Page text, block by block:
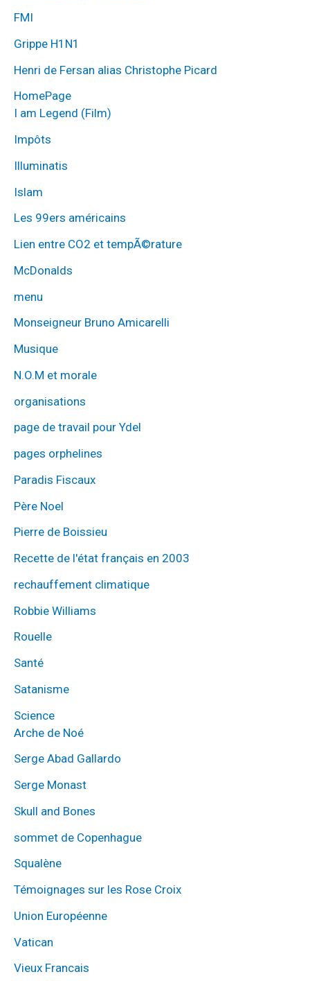
FMI
Grippe H1N1
Henri de Fersan alias Christophe Picard
HomePage
I am Legend (Film)
Impôts
Illuminatis
Islam
Les 99ers américains
Lien entre CO2 et tempÃ©rature
McDonalds
menu
Monseigneur Bruno Amicarelli
Musique
N.O.M et morale
organisations
page de travail pour Ydel
pages orphelines
Paradis Fiscaux
Père Noel
Pierre de Boissieu
Recette de l'état français en 2003
rechauffement climatique
Robbie Williams
Rouelle
Santé
Satanisme
Science
Arche de Noé
Serge Abad Gallardo
Serge Monast
Skull and Bones
sommet de Copenhague
Squalène
Témoignages sur les Rose Croix
Union Européenne
Vatican
Vieux Francais